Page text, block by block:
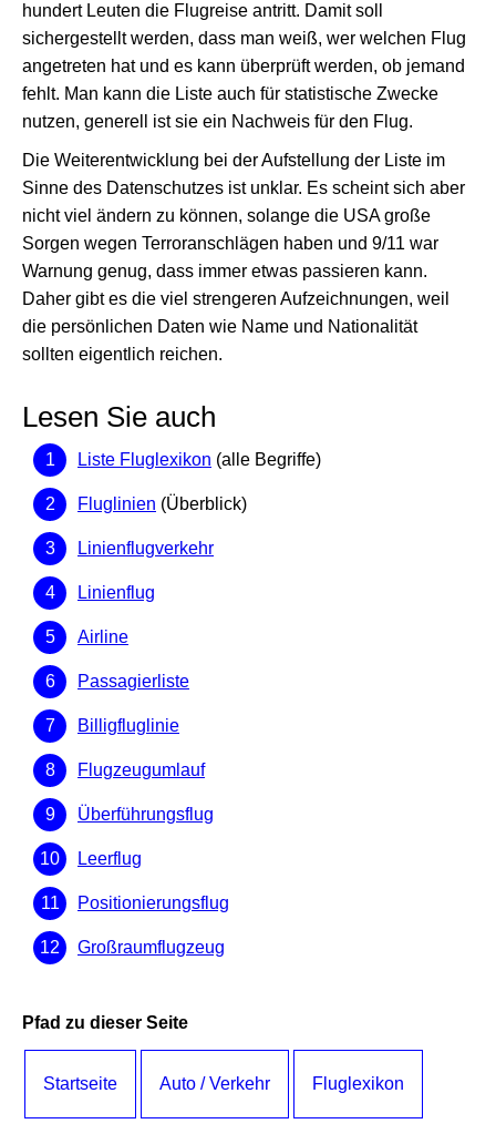
hundert Leuten die Flugreise antritt. Damit soll
sichergestellt werden, dass man weiß, wer welchen Flug
angetreten hat und es kann überprüft werden, ob jemand
fehlt. Man kann die Liste auch für statistische Zwecke
nutzen, generell ist sie ein Nachweis für den Flug.
Die Weiterentwicklung bei der Aufstellung der Liste im
Sinne des Datenschutzes ist unklar. Es scheint sich aber
nicht viel ändern zu können, solange die USA große
Sorgen wegen Terroranschlägen haben und 9/11 war
Warnung genug, dass immer etwas passieren kann.
Daher gibt es die viel strengeren Aufzeichnungen, weil
die persönlichen Daten wie Name und Nationalität
sollten eigentlich reichen.
Lesen Sie auch
Liste Fluglexikon (alle Begriffe)
Fluglinien (Überblick)
Linienflugverkehr
Linienflug
Airline
Passagierliste
Billigfluglinie
Flugzeugumlauf
Überführungsflug
Leerflug
Positionierungsflug
Großraumflugzeug
Pfad zu dieser Seite
Startseite Auto / Verkehr Fluglexikon